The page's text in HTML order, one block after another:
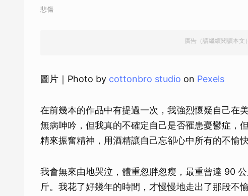
悲傷
廣告（請繼續閱讀本文）
圖片｜Photo by cottonbro studio on Pexels
在前幾本的作品中有提過一次，我強烈懷疑自己在
無病呻吟，但我真的不確定自己是否罹患憂鬱症，
精來振奮精神，用酒精讓自己忘卻心中所有的不愉快
我會無來由地哭泣，體重忽胖忽瘦，最重曾達 90
斤。我花了好幾年的時間，才慢慢地走出了那段不